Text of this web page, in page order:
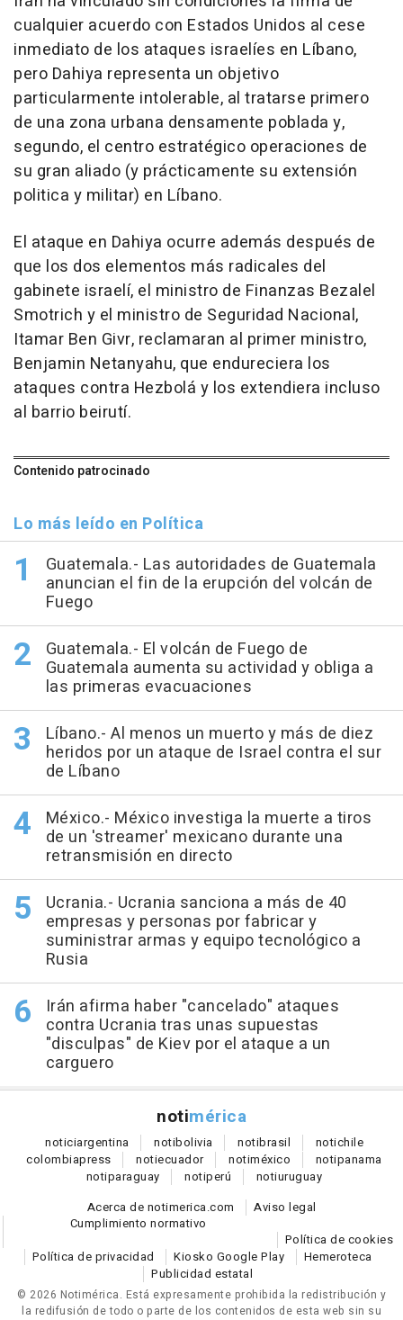
cualquier acuerdo con Estados Unidos al cese
inmediato de los ataques israelíes en Líbano,
pero Dahiya representa un objetivo
particularmente intolerable, al tratarse primero
de una zona urbana densamente poblada y,
segundo, el centro estratégico operaciones de
su gran aliado (y prácticamente su extensión
politica y militar) en Líbano.
El ataque en Dahiya ocurre además después de
que los dos elementos más radicales del
gabinete israelí, el ministro de Finanzas Bezalel
Smotrich y el ministro de Seguridad Nacional,
Itamar Ben Givr, reclamaran al primer ministro,
Benjamin Netanyahu, que endureciera los
ataques contra Hezbolá y los extendiera incluso
al barrio beirutí.
Contenido patrocinado
Lo más leído en Política
Guatemala.- Las autoridades de Guatemala
anuncian el fin de la erupción del volcán de
Fuego
Guatemala.- El volcán de Fuego de
Guatemala aumenta su actividad y obliga a
las primeras evacuaciones
Líbano.- Al menos un muerto y más de diez
heridos por un ataque de Israel contra el sur
de Líbano
México.- México investiga la muerte a tiros
de un 'streamer' mexicano durante una
retransmisión en directo
Ucrania.- Ucrania sanciona a más de 40
empresas y personas por fabricar y
suministrar armas y equipo tecnológico a
Rusia
Irán afirma haber "cancelado" ataques
contra Ucrania tras unas supuestas
"disculpas" de Kiev por el ataque a un
carguero
notimérica
noticiargentina notibolivia notibrasil notichile
colombiapress notiecuador notiméxico notipanama
notiparaguay notiperú notiuruguay
Acerca de notimerica.com
Aviso legal
Cumplimiento normativo
Política de cookies
Política de privacidad
Kiosko Google Play
Hemeroteca
Publicidad estatal
© 2026 Notimérica. Está expresamente prohibida la redistribución y
la redifusión de todo o parte de los contenidos de esta web sin su